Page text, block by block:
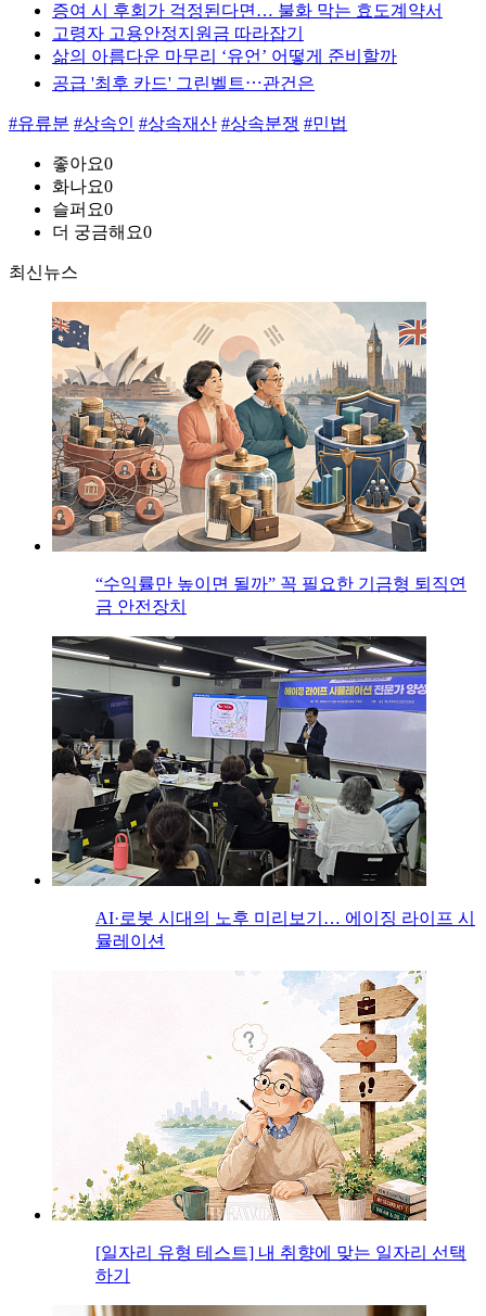
증여 시 후회가 걱정된다면… 불화 막는 효도계약서
고령자 고용안정지원금 따라잡기
삶의 아름다운 마무리 ‘유언’ 어떻게 준비할까
공급 '최후 카드' 그린벨트⋯관건은
#유류분 #상속인 #상속재산 #상속분쟁 #민법
좋아요0
화나요0
슬퍼요0
더 궁금해요0
최신뉴스
“수익률만 높이면 될까” 꼭 필요한 기금형 퇴직연
금 안전장치
AI·로봇 시대의 노후 미리보기… 에이징 라이프 시
뮬레이션
[일자리 유형 테스트] 내 취향에 맞는 일자리 선택
하기